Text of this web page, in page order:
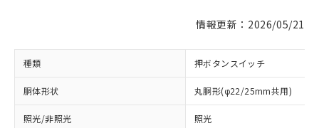
情報更新：2026/05/21
種類 押ボタンスイッチ
胴体形状 丸胴形(φ22/25mm共用)
照光/非照光 照光